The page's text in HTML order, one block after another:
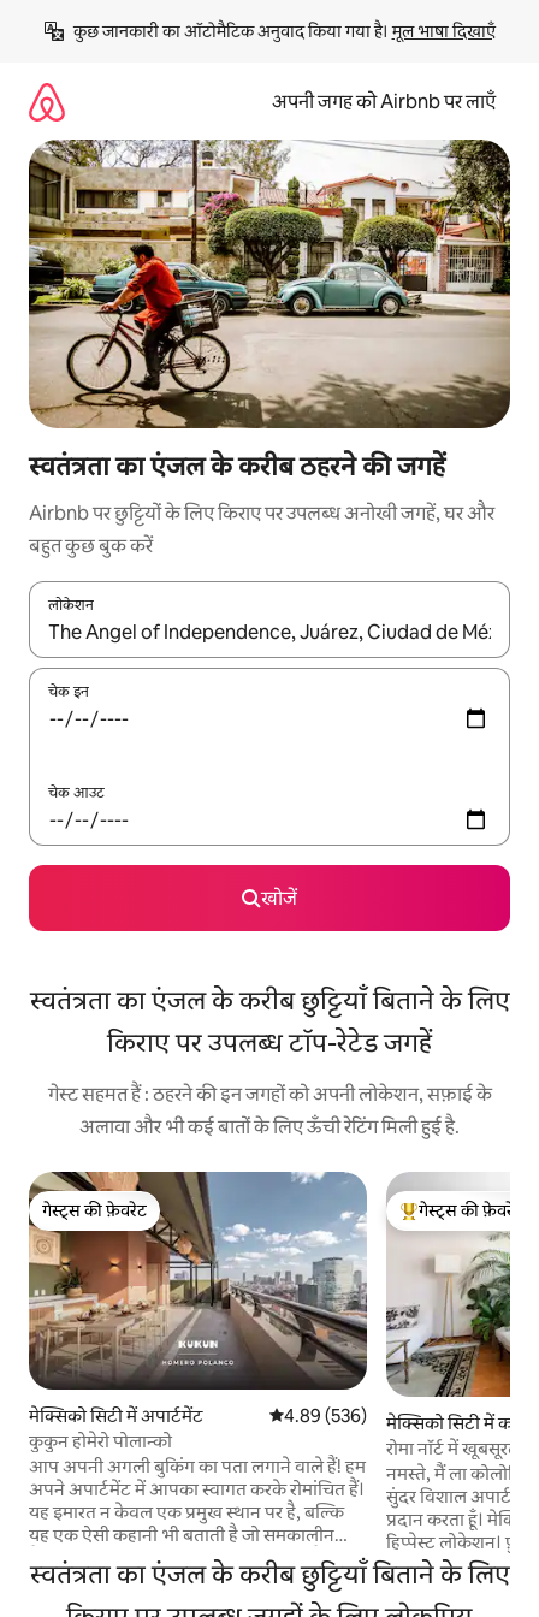
छोड़कर
कॉन्टेंट
कुछ जानकारी का ऑटोमैटिक अनुवाद किया गया है। मूल भाषा दिखाएँ
अपनी जगह को Airbnb पर लाएँ
स्वतंत्रता का एंजल के करीब ठहरने की जगहें
Airbnb पर छुट्टियों के लिए किराए पर उपलब्ध अनोखी जगहें, घर और
बहुत कुछ बुक करें
लोकेशन
नतीजों के उपलब्ध होने पर, अप और डाउन 'ऐरो की' का इस्तेमाल करके नेविगेट
चेक इन
चेक आउट
खोजें
स्वतंत्रता का एंजल के करीब छुट्टियाँ बिताने के लिए
किराए पर उपलब्ध टॉप-रेटेड जगहें
गेस्ट सहमत हैं : ठहरने की इन जगहों को अपनी लोकेशन, सफ़ाई के
अलावा और भी कई बातों के लिए ऊँची रेटिंग मिली हुई है.
गेस्ट्स की फ़ेवरेट
गेस्ट्स की फ़ेवरेट
मेक्सिको सिटी में अपार्टमेंट औसत रेटिंग 5 में से 4.89, 536 समीक्षाएँ
4.89 (536)
कुकुन होमेरो पोलान्को
आप अपनी अगली बुकिंग का पता लगाने वाले हैं! हम
अपने अपार्टमेंट में आपका स्वागत करके रोमांचित हैं।
यह इमारत न केवल एक प्रमुख स्थान पर है, बल्कि
यह एक ऐसी कहानी भी बताती है जो समकालीन
मैक्सिकन कला और संस्कृति का जश्न मनाती है।
प्यूबला में बनाए गए हस्तनिर्मित तालावेरा टुकड़ों से
लेकर ऑक्टेवियो पाज़ और अलेजैंड्रो गोंज़ाल्ज़
गेस्ट्स का टॉप फ़ेवरेट
गेस्ट्स की फ़ेवरेट
मेक्सिको सिटी में कॉन्डो
रोमा नॉर्ट में खूबसूरत
नमस्ते, मैं ला
सुंदर विशाल अपार्टमेंट (100m2/1080sqft)
प्रदान करता हूँ।
हिप्पेस्ट लोकेशन।
प्रसिद्ध रेस्तरां, अद्भुत
साइज़ बेड - पैदल चलने
ड्रायर - अतिरिक्त
स्वतंत्रता का एंजल के करीब छुट्टियाँ बिताने के लिए